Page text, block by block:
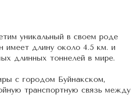
уникальный в своем роде
имеет длину около 4.5 км. и
длинных тоннелей в мире.
с городом Буйнакском,
транспортную связь между